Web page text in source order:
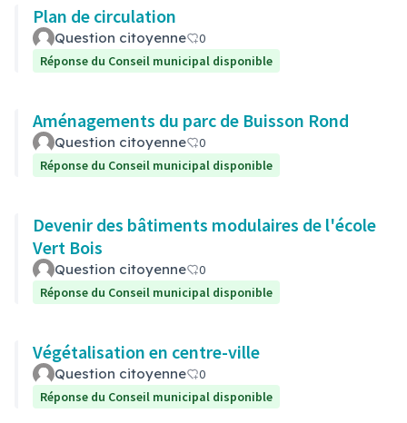
Plan de circulation
Question citoyenne
0
Réponse du Conseil municipal disponible
Aménagements du parc de Buisson Rond
Question citoyenne
0
Réponse du Conseil municipal disponible
Devenir des bâtiments modulaires de l'école
Vert Bois
Question citoyenne
0
Réponse du Conseil municipal disponible
Végétalisation en centre-ville
Question citoyenne
0
Réponse du Conseil municipal disponible